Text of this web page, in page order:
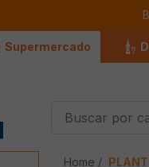
Supermercado